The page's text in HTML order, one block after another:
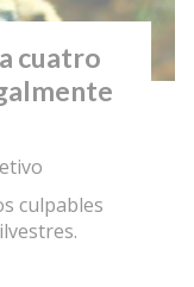
cuatro
culpables